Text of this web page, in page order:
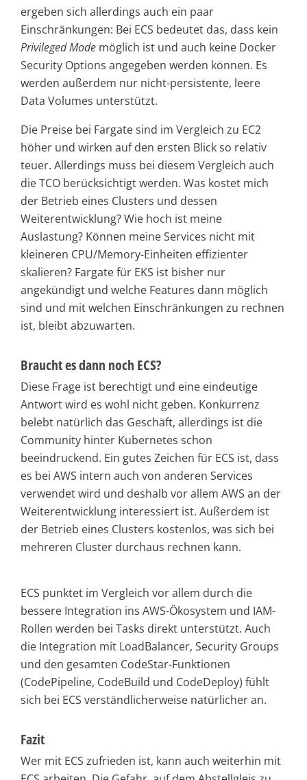
ergeben sich allerdings auch ein paar
Einschränkungen: Bei ECS bedeutet das, dass kein
Privileged Mode möglich ist und auch keine Docker
Security Options angegeben werden können. Es
werden außerdem nur nicht-persistente, leere
Data Volumes unterstützt.
Die Preise bei Fargate sind im Vergleich zu EC2
höher und wirken auf den ersten Blick so relativ
teuer. Allerdings muss bei diesem Vergleich auch
die TCO berücksichtigt werden. Was kostet mich
der Betrieb eines Clusters und dessen
Weiterentwicklung? Wie hoch ist meine
Auslastung? Können meine Services nicht mit
kleineren CPU/Memory-Einheiten effizienter
skalieren? Fargate für EKS ist bisher nur
angekündigt und welche Features dann möglich
sind und mit welchen Einschränkungen zu rechnen
ist, bleibt abzuwarten.
Braucht es dann noch ECS?
Diese Frage ist berechtigt und eine eindeutige
Antwort wird es wohl nicht geben. Konkurrenz
belebt natürlich das Geschäft, allerdings ist die
Community hinter Kubernetes schon
beeindruckend. Ein gutes Zeichen für ECS ist, dass
es bei AWS intern auch von anderen Services
verwendet wird und deshalb vor allem AWS an der
Weiterentwicklung interessiert ist. Außerdem ist
der Betrieb eines Clusters kostenlos, was sich bei
mehreren Cluster durchaus rechnen kann.
ECS punktet im Vergleich vor allem durch die
bessere Integration ins AWS-Ökosystem und IAM-
Rollen werden bei Tasks direkt unterstützt. Auch
die Integration mit LoadBalancer, Security Groups
und den gesamten CodeStar-Funktionen
(CodePipeline, CodeBuild und CodeDeploy) fühlt
sich bei ECS verständlicherweise natürlicher an.
Fazit
Wer mit ECS zufrieden ist, kann auch weiterhin mit